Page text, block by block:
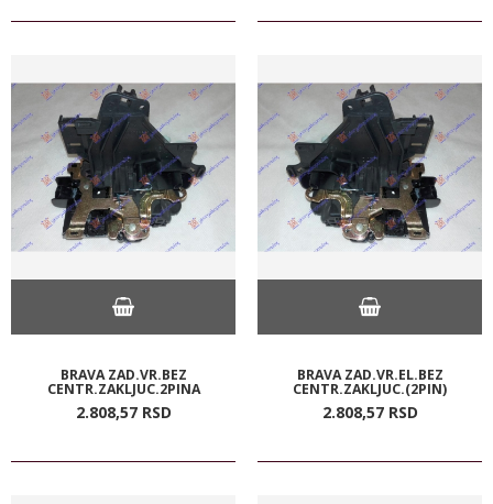
BRAVA ZAD.VR.BEZ
CENTR.ZAKLJUC.2PINA
2.808,57 RSD
BRAVA ZAD.VR.EL.BEZ
CENTR.ZAKLJUC.(2PIN)
2.808,57 RSD